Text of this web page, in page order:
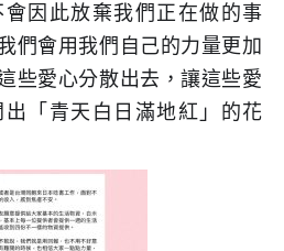
因此放棄我們正在做的事
們會用我們自己的力量更加
些愛心分散出去，讓這些愛
「青天白日滿地紅」的花